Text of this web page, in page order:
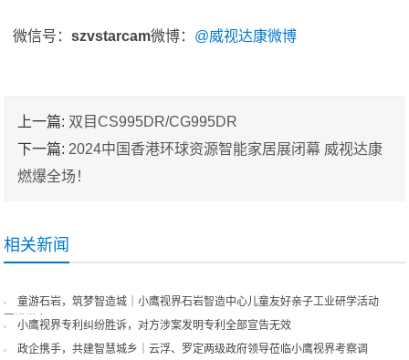
微信号：szvstarcam微博： @威视达康微博
上一篇: 双目CS995DR/CG995DR
下一篇: 2024中国香港环球资源智能家居展闭幕 威视达康
燃爆全场！
相关新闻
童游石岩，筑梦智造城｜小鹰视界石岩智造中心儿童友好亲子工业研学活动
圆满举办
小鹰视界专利纠纷胜诉，对方涉案发明专利全部宣告无效
政企携手，共建智慧城乡｜云浮、罗定两级政府领导莅临小鹰视界考察调